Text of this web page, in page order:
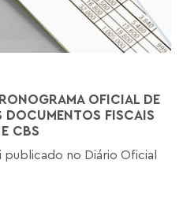
OFICIAL DE
DOCUMENTOS FISCAIS
CBS
publicado no Diário Oficial